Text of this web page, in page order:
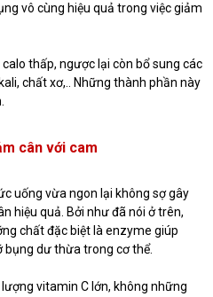
vô cùng hiệu quả trong việc giảm
thấp, ngược lại còn bổ sung các
chất xơ,.. Những thành phần này
cân với cam
uống vừa ngon lại không sợ gây
hiệu quả. Bởi như đã nói ở trên,
chất đặc biệt là enzyme giúp
dư thừa trong cơ thể.
vitamin C lớn, không những